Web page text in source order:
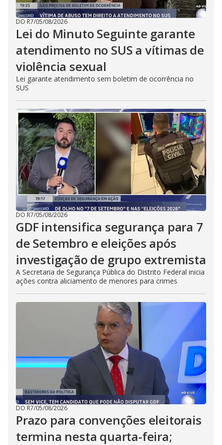
DO R7/05/08/2026
Lei do Minuto Seguinte garante
atendimento no SUS a vítimas de
violência sexual
Lei garante atendimento sem boletim de ocorrência no
SUS
DO R7/05/08/2026
GDF intensifica segurança para 7
de Setembro e eleições após
investigação de grupo extremista
A Secretaria de Segurança Pública do Distrito Federal inicia
ações contra aliciamento de menores para crimes
DO R7/05/08/2026
Prazo para convenções eleitorais
termina nesta quarta-feira;